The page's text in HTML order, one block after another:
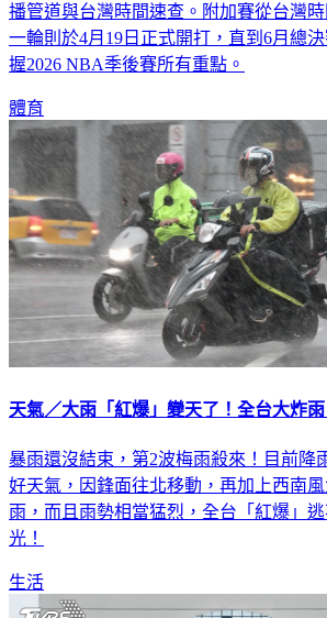
播管道與台灣時間速查。附加賽從台灣
一輪則於4月19日正式開打，直到6月總
握2026 NBA季後賽所有重點。
體育
天氣／大雨「紅爆」變天了！全台大炸
暴雨還沒結束，第2波梅雨殺來！目前降
好天氣，因鋒面往北移動，再加上西南
雨，而且雨勢相當猛烈，全台「紅爆」
光！
生活